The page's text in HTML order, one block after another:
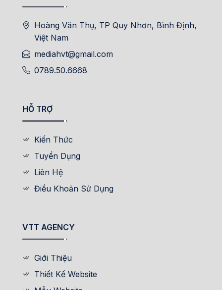
Hoàng Văn Thụ, TP Quy Nhơn, Bình Định,
Việt Nam
mediahvt@gmail.com
0789.50.6668
HỖ TRỢ
Kiến Thức
Tuyển Dụng
Liên Hệ
Điều Khoản Sử Dụng
VTT AGENCY
Giới Thiệu
Thiết Kế Website